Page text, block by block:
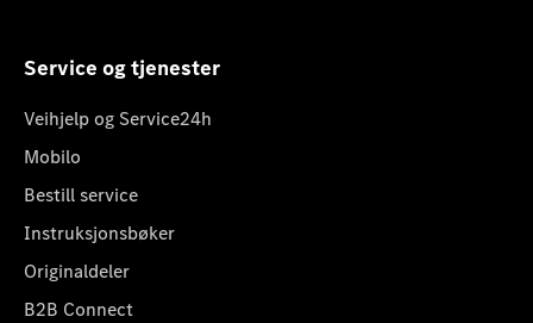
Service og tjenester
Veihjelp og Service24h
Mobilo
Bestill service
Instruksjonsbøker
Originaldeler
B2B Connect